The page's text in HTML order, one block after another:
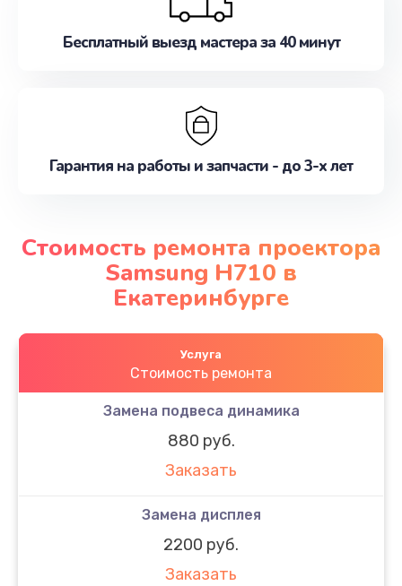
Бесплатный выезд мастера за 40 минут
Гарантия на работы и запчасти - до 3-х лет
Стоимость ремонта проектора
Samsung H710 в
Екатеринбурге
Услуга
Стоимость ремонта
Замена подвеса динамика
880 руб.
Заказать
Замена дисплея
2200 руб.
Заказать